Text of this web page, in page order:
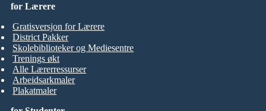
for Lærere
Gratisversjon for Lærere
District Pakker
Skolebiblioteker og Mediesentre
Trenings økt
Alle Lærerressurser
Arbeidsarkmaler
Plakatmaler